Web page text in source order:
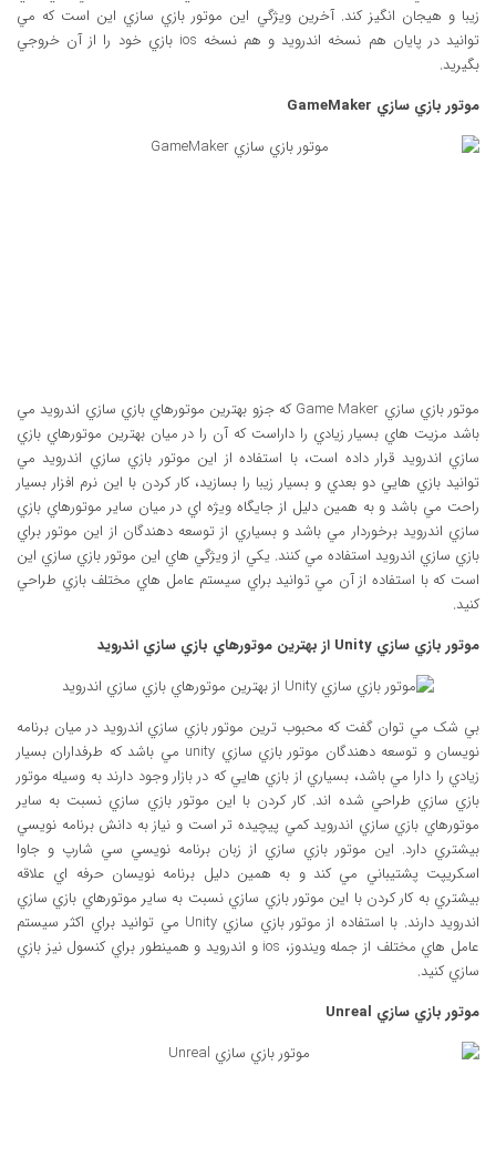
زيبا و هيجان انگيز کند. آخرين ويژگي اين موتور بازي سازي اين است که مي
توانيد در پايان هم نسخه اندرويد و هم نسخه ios بازي خود را از آن خروجي
بگيريد.
موتور بازي سازي GameMaker
موتور بازي سازي Game Maker که جزو بهترين موتورهاي بازي سازي اندرويد مي
باشد مزيت هاي بسيار زيادي را داراست که آن را در ميان بهترين موتورهاي بازي
سازي اندرويد قرار داده است، با استفاده از اين موتور بازي سازي اندرويد مي
توانيد بازي هايي دو بعدي و بسيار زيبا را بسازيد، کار کردن با اين نرم افزار بسيار
راحت مي باشد و به همين دليل از جايگاه ويژه اي در ميان ساير موتورهاي بازي
سازي اندرويد برخوردار مي باشد و بسياري از توسعه دهندگان از اين موتور براي
بازي سازي اندرويد استفاده مي کنند. يکي از ويژگي هاي اين موتور بازي سازي اين
است که با استفاده از آن مي توانيد براي سيستم عامل هاي مختلف بازي طراحي
کنيد.
موتور بازي سازي Unity از بهترين موتورهاي بازي سازي اندرويد
بي شک مي توان گفت که محبوب ترين موتور بازي سازي اندرويد در ميان برنامه
نويسان و توسعه دهندگان موتور بازي سازي unity مي باشد که طرفداران بسيار
زيادي را دارا مي باشد، بسياري از بازي هايي که در بازار وجود دارند به وسيله موتور
بازي سازي طراحي شده اند. کار کردن با اين موتور بازي سازي نسبت به ساير
موتورهاي بازي سازي اندرويد کمي پيچيده تر است و نياز به دانش برنامه نويسي
بيشتري دارد. اين موتور بازي سازي از زبان برنامه نويسي سي شارپ و جاوا
اسکريپت پشتيباني مي کند و به همين دليل برنامه نويسان حرفه اي علاقه
بيشتري به کار کردن با اين موتور بازي سازي نسبت به ساير موتورهاي بازي سازي
اندرويد دارند. با استفاده از موتور بازي سازي Unity مي توانيد براي اکثر سيستم
عامل هاي مختلف از جمله ويندوز، ios و اندرويد و همينطور براي کنسول نيز بازي
سازي کنيد.
موتور بازي سازي Unreal